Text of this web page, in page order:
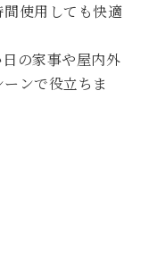
使用しても快適
の家事や屋内外
ンで役立ちま